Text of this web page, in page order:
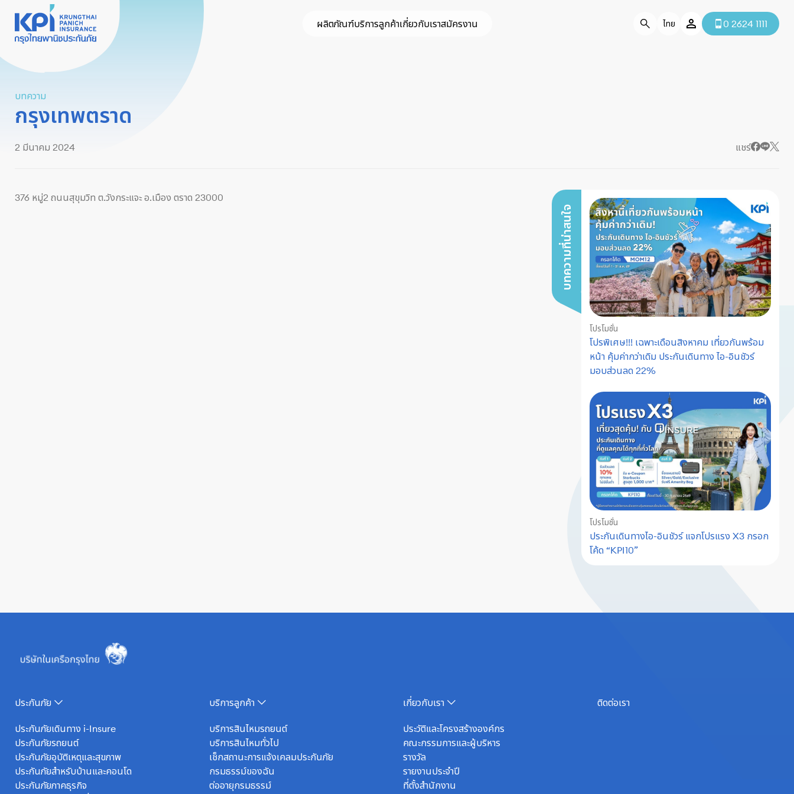
ผลิตภัณฑ์บริการลูกค้าเกี่ยวกับเราสมัครงาน ไทย 0 2624 1111
บทความ
กรุงเทพตราด
2 มีนาคม 2024 แชร์
376 หมู่2 ถนนสุขุมวิท ต.วังกระแจะ อ.เมือง ตราด 23000
บทความที่น่าสนใจ
โปรโมชั่น
โปรพิเศษ!!! เฉพาะเดือนสิงหาคม เที่ยวกันพร้อม
หน้า คุ้มค่ากว่าเดิม ประกันเดินทาง ไอ-อินชัวร์
มอบส่วนลด 22%
โปรโมชั่น
ประกันเดินทางไอ-อินชัวร์ แจกโปรแรง X3 กรอก
โค้ด “KPI10”
ประกันภัย
ประกันภัยเดินทาง i-Insure
ประกันภัยรถยนต์
ประกันภัยอุบัติเหตุและสุขภาพ
ประกันภัยสำหรับบ้านและคอนโด
ประกันภัยภาคธุรกิจ
บริการลูกค้า
บริการสินไหมรถยนต์
บริการสินไหมทั่วไป
เช็กสถานะการแจ้งเคลมประกันภัย
กรมธรรม์ของฉัน
ต่ออายุกรมธรรม์
เกี่ยวกับเรา
ประวัติและโครงสร้างองค์กร
คณะกรรมการและผู้บริหาร
รางวัล
รายงานประจำปี
ที่ตั้งสำนักงาน
ติดต่อเรา